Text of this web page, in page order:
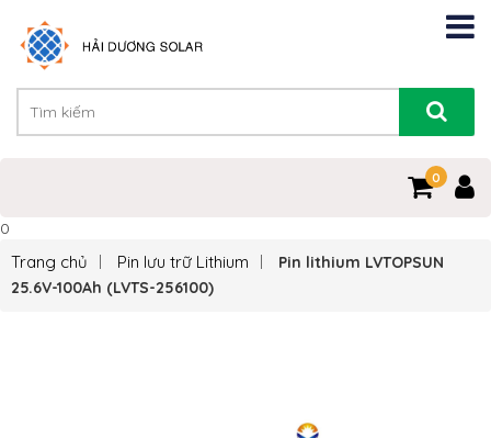
0
0
Trang chủ Pin lưu trữ Lithium
Pin lithium LVTOPSUN
25.6V-100Ah (LVTS-256100)